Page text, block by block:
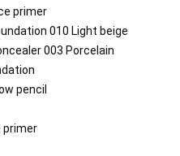
primer
010 Light beige
003 Porcelain
pencil
primer